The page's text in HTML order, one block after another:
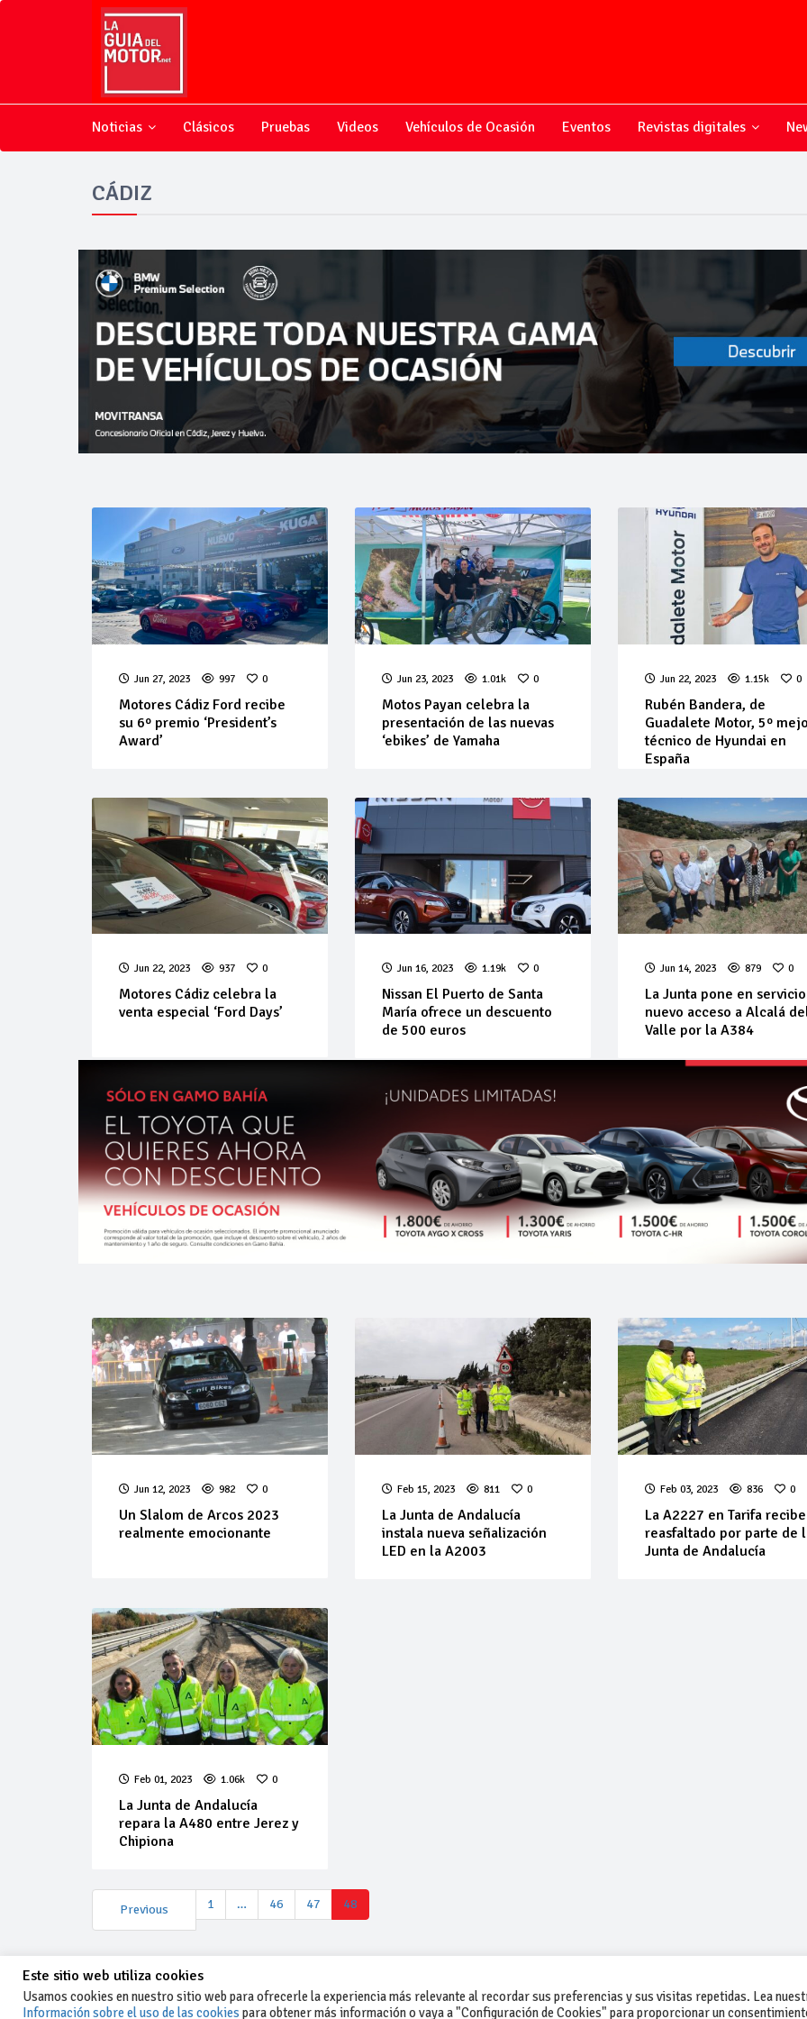
Noticias Clásicos Pruebas Videos Vehículos de Ocasión Eventos Revistas digitales
CÁDIZ
Jun 27, 2023 997 0
Motores Cádiz Ford recibe
su 6º premio ‘President’s
Award’
Jun 23, 2023 1.01k 0
Motos Payan celebra la
presentación de las nuevas
‘ebikes’ de Yamaha
Jun 22, 2023 1.15k 0
Rubén Bandera, de
Guadalete Motor, 5º
técnico de Hyundai en
España
Jun 22, 2023 937 0
Motores Cádiz celebra la
venta especial ‘Ford Days’
Jun 16, 2023 1.19k 0
Nissan El Puerto de Santa
María ofrece un descuento
de 500 euros
Jun 14, 2023 879 0
La Junta pone en
nuevo acceso a Alcalá
Valle por la A384
Jun 12, 2023 982 0
Un Slalom de Arcos 2023
realmente emocionante
Feb 15, 2023 811 0
La Junta de Andalucía
instala nueva señalización
LED en la A2003
Feb 03, 2023 836 0
La A2227 en Tarifa
reasfaltado por parte de
Junta de Andalucía
Feb 01, 2023 1.06k 0
La Junta de Andalucía
repara la A480 entre Jerez y
Chipiona
Previous 1 … 46 47 48
Este sitio web utiliza cookies
Usamos cookies en nuestro sitio web para ofrecerle la experiencia más relevante al recordar sus preferencias y sus visitas repetidas. Lea
Información sobre el uso de las cookies para obtener más información o vaya a "Configuración de Cookies" para proporcionar un